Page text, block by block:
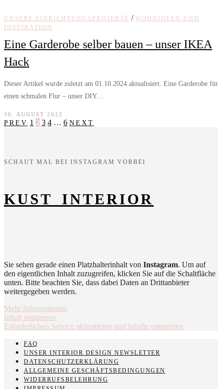
UNSERE EINRICHTUNGSPROJEKTE / WOHNIDEEN UND
INSPIRATION
Eine Garderobe selber bauen – unser IKEA
Hack
Dieser Artikel wurde zuletzt am 01.10.2024 aktualisiert. Eine Garderobe für
einen schmalen Flur – unser DIY…
30. AUGUST 2022
PREV 1 2 3 4 … 6 NEXT
SCHAUT MAL BEI INSTAGRAM VORBEI
KUST_INTERIOR
Sie sehen gerade einen Platzhalterinhalt von Instagram. Um auf
den eigentlichen Inhalt zuzugreifen, klicken Sie auf die Schaltfläche
unten. Bitte beachten Sie, dass dabei Daten an Drittanbieter
weitergegeben werden.
Mehr Informationen
Inhalt entsperren
Erforderlichen Service akzeptieren und Inhalte entsperren
FAQ
UNSER INTERIOR DESIGN NEWSLETTER
DATENSCHUTZERKLÄRUNG
ALLGEMEINE GESCHÄFTSBEDINGUNGEN
WIDERRUFSBELEHRUNG